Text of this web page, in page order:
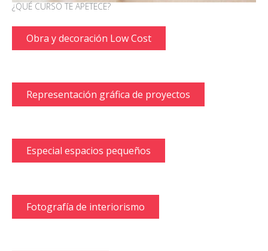
¿QUÉ CURSO TE APETECE?
Obra y decoración Low Cost
Representación gráfica de proyectos
Especial espacios pequeños
Fotografía de interiorismo